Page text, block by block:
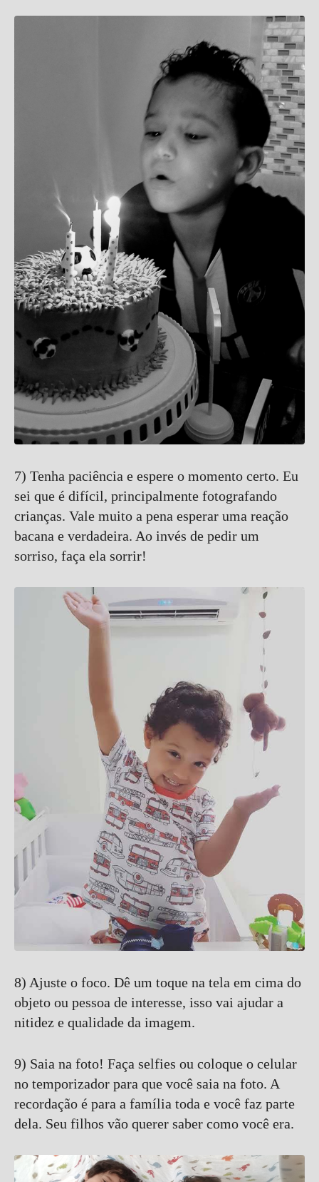
7) Tenha paciência e espere o momento certo. Eu
sei que é difícil, principalmente fotografando
crianças. Vale muito a pena esperar uma reação
bacana e verdadeira. Ao invés de pedir um
sorriso, faça ela sorrir!
8) Ajuste o foco. Dê um toque na tela em cima do
objeto ou pessoa de interesse, isso vai ajudar a
nitidez e qualidade da imagem.
9) Saia na foto! Faça selfies ou coloque o celular
no temporizador para que você saia na foto. A
recordação é para a família toda e você faz parte
dela. Seu filhos vão querer saber como você era.